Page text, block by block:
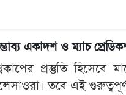
একাদশ ও ম্যাচ
প্রস্তুতি হিসেবে
তবে এই